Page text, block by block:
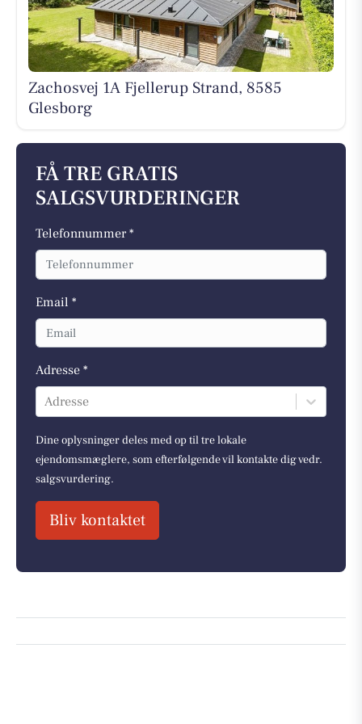
Zachosvej 1A Fjellerup Strand, 8585
Glesborg
FÅ TRE GRATIS
SALGSVURDERINGER
Telefonnummer *
Email *
Adresse *
Adresse
Dine oplysninger deles med op til tre lokale
ejendomsmæglere, som efterfølgende vil kontakte dig vedr.
salgsvurdering.
Bliv kontaktet